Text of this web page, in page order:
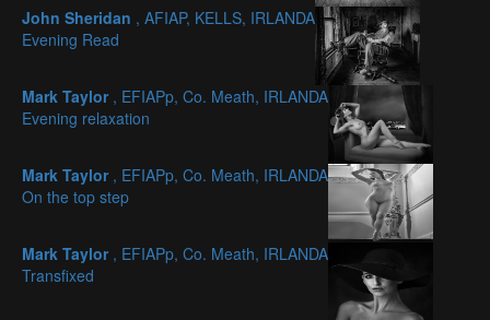
John Sheridan , AFIAP, KELLS, IRLANDA
Evening Read
Mark Taylor , EFIAPp, Co. Meath, IRLANDA
Evening relaxation
Mark Taylor , EFIAPp, Co. Meath, IRLANDA
On the top step
Mark Taylor , EFIAPp, Co. Meath, IRLANDA
Transfixed